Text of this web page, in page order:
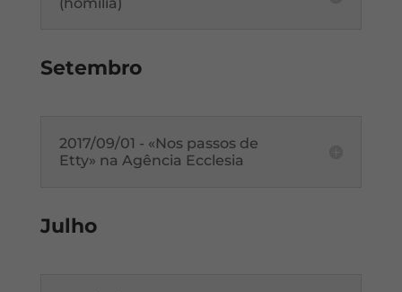
Setembro
2017/09/01 - «Nos passos de
Etty» na Agência Ecclesia
Julho